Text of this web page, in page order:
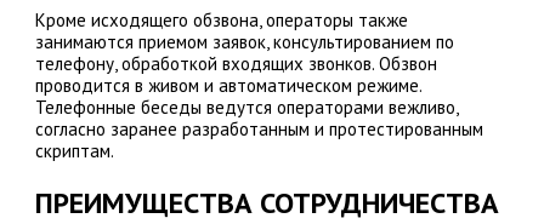
Кроме исходящего обзвона, операторы также
занимаются приемом заявок, консультированием по
телефону, обработкой входящих звонков. Обзвон
проводится в живом и автоматическом режиме.
Телефонные беседы ведутся операторами вежливо,
согласно заранее разработанным и протестированным
скриптам.
ПРЕИМУЩЕСТВА СОТРУДНИЧЕСТВА